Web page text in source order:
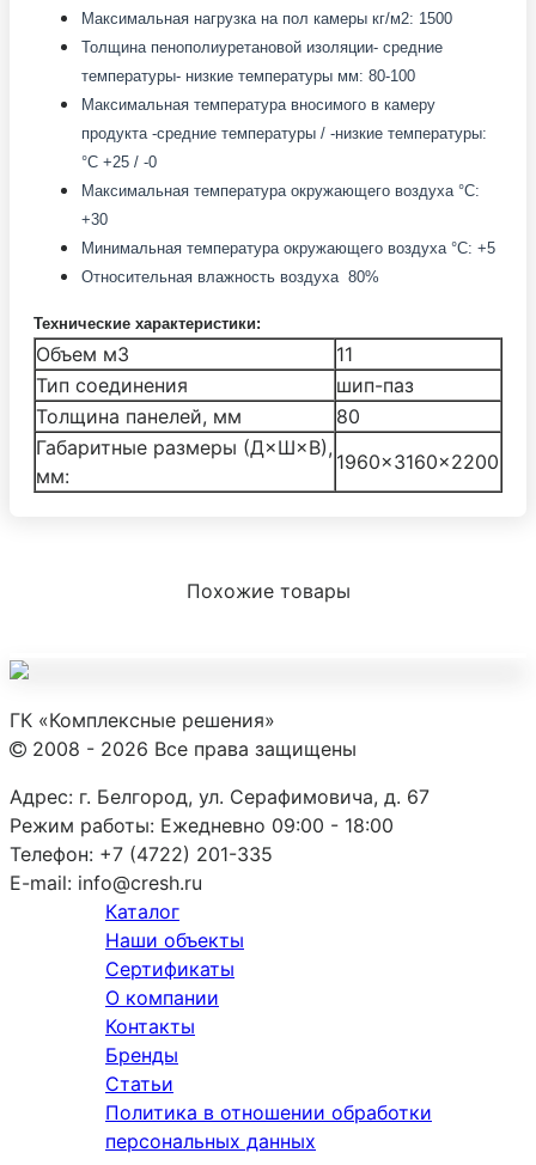
Максимальная нагрузка на пол камеры кг/м2: 1500
Толщина пенополиуретановой изоляции- средние
температуры- низкие температуры мм: 80-100
Максимальная температура вносимого в камеру
продукта -средние температуры / -низкие температуры:
°С +25 / -0
Максимальная температура окружающего воздуха °С:
+30
Минимальная температура окружающего воздуха °С: +5
Относительная влажность воздуха 80%
Технические характеристики:
Объем м3
11
Тип соединения
шип-паз
Толщина панелей, мм
80
Габаритные размеры (Д×Ш×В),
мм:
1960×3160×2200
Похожие товары
ГК «Комплексные решения»
2008 - 2026 Все права защищены
Адрес: г. Белгород, ул. Серафимовича, д. 67
Режим работы: Ежедневно 09:00 - 18:00
Телефон: +7 (4722) 201-335
E-mail: info@cresh.ru
Каталог
Наши объекты
Сертификаты
О компании
Контакты
Бренды
Статьи
Политика в отношении обработки
персональных данных